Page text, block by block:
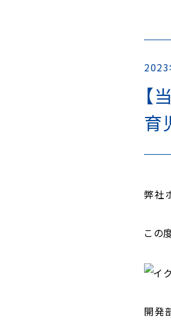
【
育
弊社
この
開発